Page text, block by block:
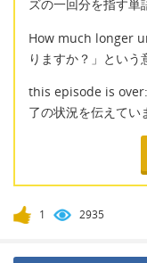
ズの一回分を指す単
How much longer
りますか？」という
this episode is over:
了の状況を伝えてい
1 2935